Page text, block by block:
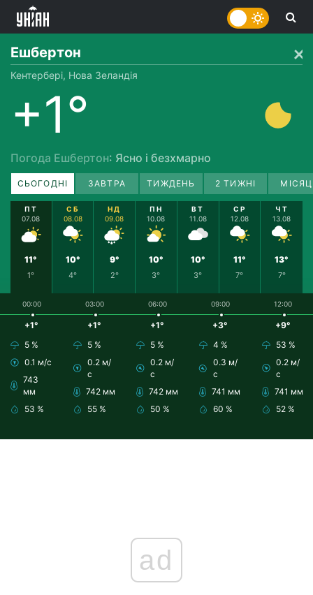
Ешбертон
Кентербері, Нова Зеландія
+1°
Погода Ешбертон: Ясно і безхмарно
СЬОГОДНІ ЗАВТРА ТИЖДЕНЬ 2 ТИЖНІ
ПТ
07.08
11°
1°
СБ
08.08
10°
4°
НД
09.08
9°
2°
ПН
10.08
10°
3°
ВТ
11.08
10°
3°
СР
12.08
11°
7°
ЧТ
13.08
13°
7°
00:00
+1°
5 %
0.1 м/с
743
мм
53 %
03:00
+1°
5 %
0.2 м/
с
742 мм
55 %
06:00
+1°
5 %
0.2 м/
с
742 мм
50 %
09:00
+3°
4 %
0.3 м/
с
741 мм
60 %
12:00
+9°
53 %
0.2 м/
с
741 мм
52 %
ad